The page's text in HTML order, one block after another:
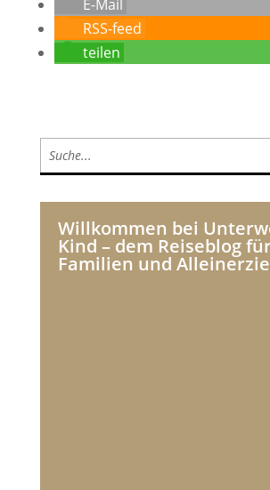
E-Mail
RSS-feed
teilen
Willkommen bei
Kind – dem Reiseblog
Familien und